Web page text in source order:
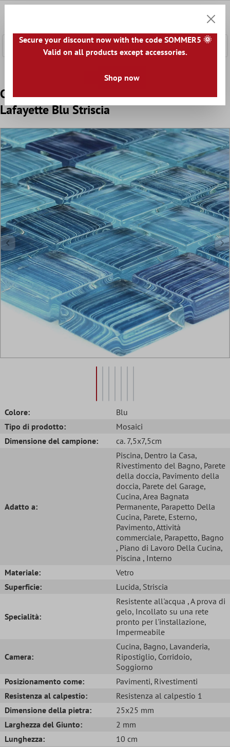
Campione Mosaico Di Vetro Piastrelle
Lafayette Blu Striscia
Colore:
Blu
Tipo di prodotto:
Mosaici
Dimensione del campione:
ca. 7,5x7,5cm
Adatto a:
Piscina, Dentro la Casa,
Rivestimento del Bagno, Parete
della doccia, Pavimento della
doccia, Parete del Garage,
Cucina, Area Bagnata
Permanente, Parapetto Della
Cucina, Parete, Esterno,
Pavimento, Attività
commerciale, Parapetto, Bagno
, Piano di Lavoro Della Cucina,
Piscina , Interno
Materiale:
Vetro
Superficie:
Lucida, Striscia
Specialità:
Resistente all'acqua , A prova di
gelo, Incollato su una rete
pronto per l'installazione,
Impermeabile
Camera:
Cucina, Bagno, Lavanderia,
Ripostiglio, Corridoio,
Soggiorno
Posizionamento come:
Pavimenti, Rivestimenti
Resistenza al calpestio:
Resistenza al calpestio 1
Dimensione della pietra:
25x25 mm
Larghezza del Giunto:
2 mm
Lunghezza:
10 cm
Secure your discount now with the code SOMMER5 🌞
Valid on all products except accessories.
Shop now